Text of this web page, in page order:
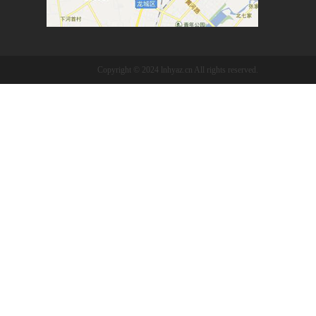
Copyright © 2024 lnhyaz.cn All rights reserved.